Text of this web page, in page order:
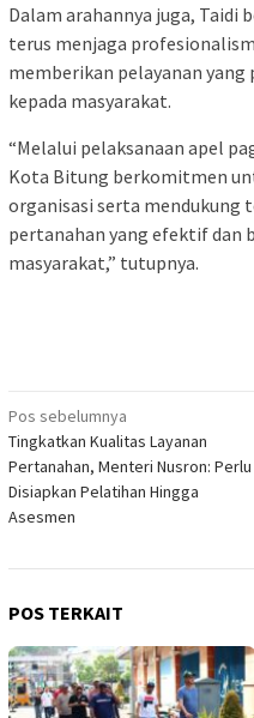
Dalam arahannya juga, Taidi
terus menjaga
memberikan pelayanan
kepada masyarakat.
“Melalui pelaksanaan apel
Kota Bitung berkomitmen
organisasi serta mendukung
pertanahan yang efektif dan
masyarakat,” tutupnya.
Navigasi
pos
Pos sebelumnya
Tingkatkan Kualitas Layanan
Pertanahan, Menteri Nusron: Perlu
Disiapkan Pelatihan Hingga
Asesmen
POS TERKAIT